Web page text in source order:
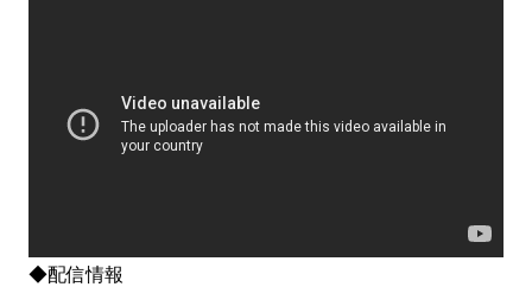
◆配信情報